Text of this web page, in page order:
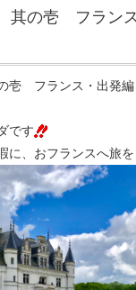
其の壱 フラン
壱 フランス・出発編
です
に、おフランスへ旅